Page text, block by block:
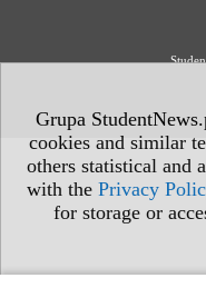
Grupa
cookies and similar
others statistical and
with the Privacy
for storage or